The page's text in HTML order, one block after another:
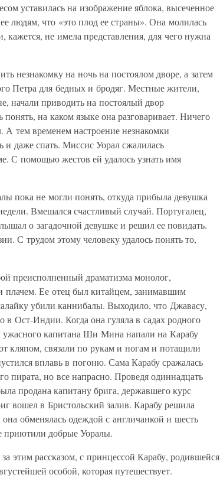
уставилась на изображение яблока, высеченное
людям, что «это плод ее страны». Она молилась
не имела представления, для чего нужна
незнакомку на ночь на постоялом дворе, а затем
Петра для бедных и бродяг. Местные жители,
начали приводить на постоялый двор
на каком языке она разговаривает. Ничего
тем временем настроение незнакомки
и даже спать. Миссис Уорал сжалилась
С помощью жестов ей удалось узнать имя
пока не могли понять, откуда прибыла девушка
Вмешался счастливый случай. Португалец,
о загадочной девушке и решил ее повидать.
С трудом этому человеку удалось понять то,
преисполненный драматизма монолог,
плачем. Ее отец был китайцем, занимавшим
убили каннибалы. Выходило, что Джавасу,
в Ост-Индии. Когда она гуляла в садах родного
ужасного капитана Ши Мина напали на Карабу
кляпом, связали по рукам и ногам и потащили
вплавь в погоню. Сама Карабу сражалась
пирата, но все напрасно. Проведя одиннадцать
продана капитану брига, державшего курс
вошел в Бристольский залив. Карабу решила
обменялась одеждой с англичанкой и шесть
приютили добрые Уоралы.
этим рассказом, с принцессой Карабу, родившейся
особой, которая путешествует.